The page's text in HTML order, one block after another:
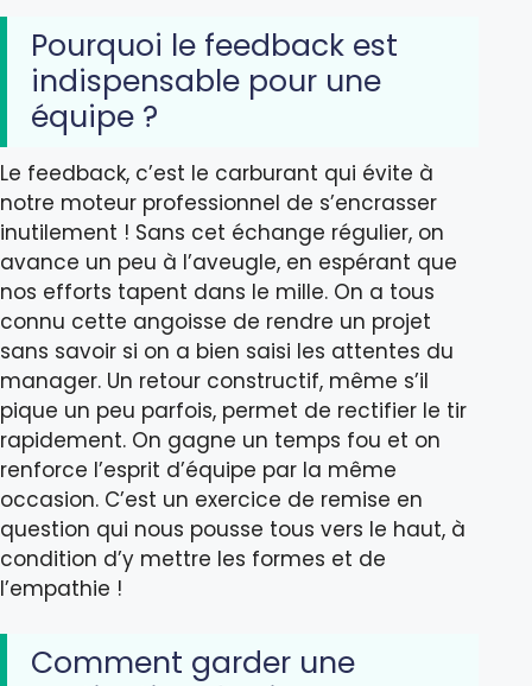
Pourquoi le feedback est
indispensable pour une
équipe ?
Le feedback, c’est le carburant qui évite à
notre moteur professionnel de s’encrasser
inutilement ! Sans cet échange régulier, on
avance un peu à l’aveugle, en espérant que
nos efforts tapent dans le mille. On a tous
connu cette angoisse de rendre un projet
sans savoir si on a bien saisi les attentes du
manager. Un retour constructif, même s’il
pique un peu parfois, permet de rectifier le tir
rapidement. On gagne un temps fou et on
renforce l’esprit d’équipe par la même
occasion. C’est un exercice de remise en
question qui nous pousse tous vers le haut, à
condition d’y mettre les formes et de
l’empathie !
Comment garder une